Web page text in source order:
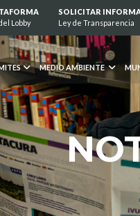
Lobby
SOLICITAR
Ley de Transparencia
MEDIO AMBIENTE